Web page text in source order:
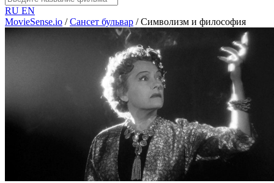
RU EN
MovieSense.io / Сансет бульвар / Символизм и философия